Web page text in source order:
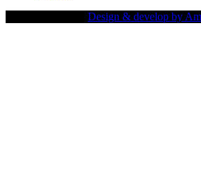
Design & develop by